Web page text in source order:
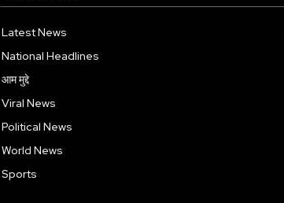
Latest News
National Headlines
आम मुद्दे
Viral News
Political News
World News
Sports